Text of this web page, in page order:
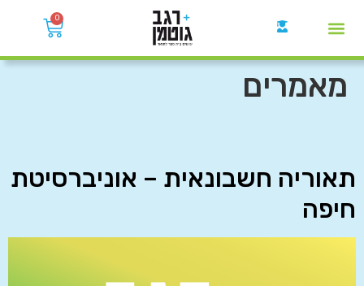
0
מאמרים
תאוריה חשבונאית – אוניברסיטת
חיפה